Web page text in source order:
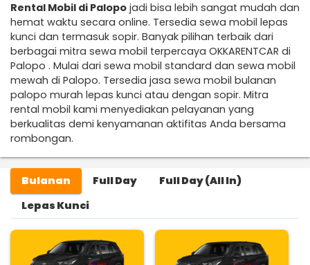
Rental Mobil di Palopo jadi bisa lebih sangat mudah dan
hemat waktu secara online. Tersedia sewa mobil lepas
kunci dan termasuk sopir. Banyak pilihan terbaik dari
berbagai mitra sewa mobil terpercaya OKKARENTCAR di
Palopo . Mulai dari sewa mobil standard dan sewa mobil
mewah di Palopo. Tersedia jasa sewa mobil bulanan
palopo murah lepas kunci atau dengan sopir. Mitra
rental mobil kami menyediakan pelayanan yang
berkualitas demi kenyamanan aktifitas Anda bersama
rombongan.
Bulanan Full Day
Full Day (All In)
Lepas Kunci